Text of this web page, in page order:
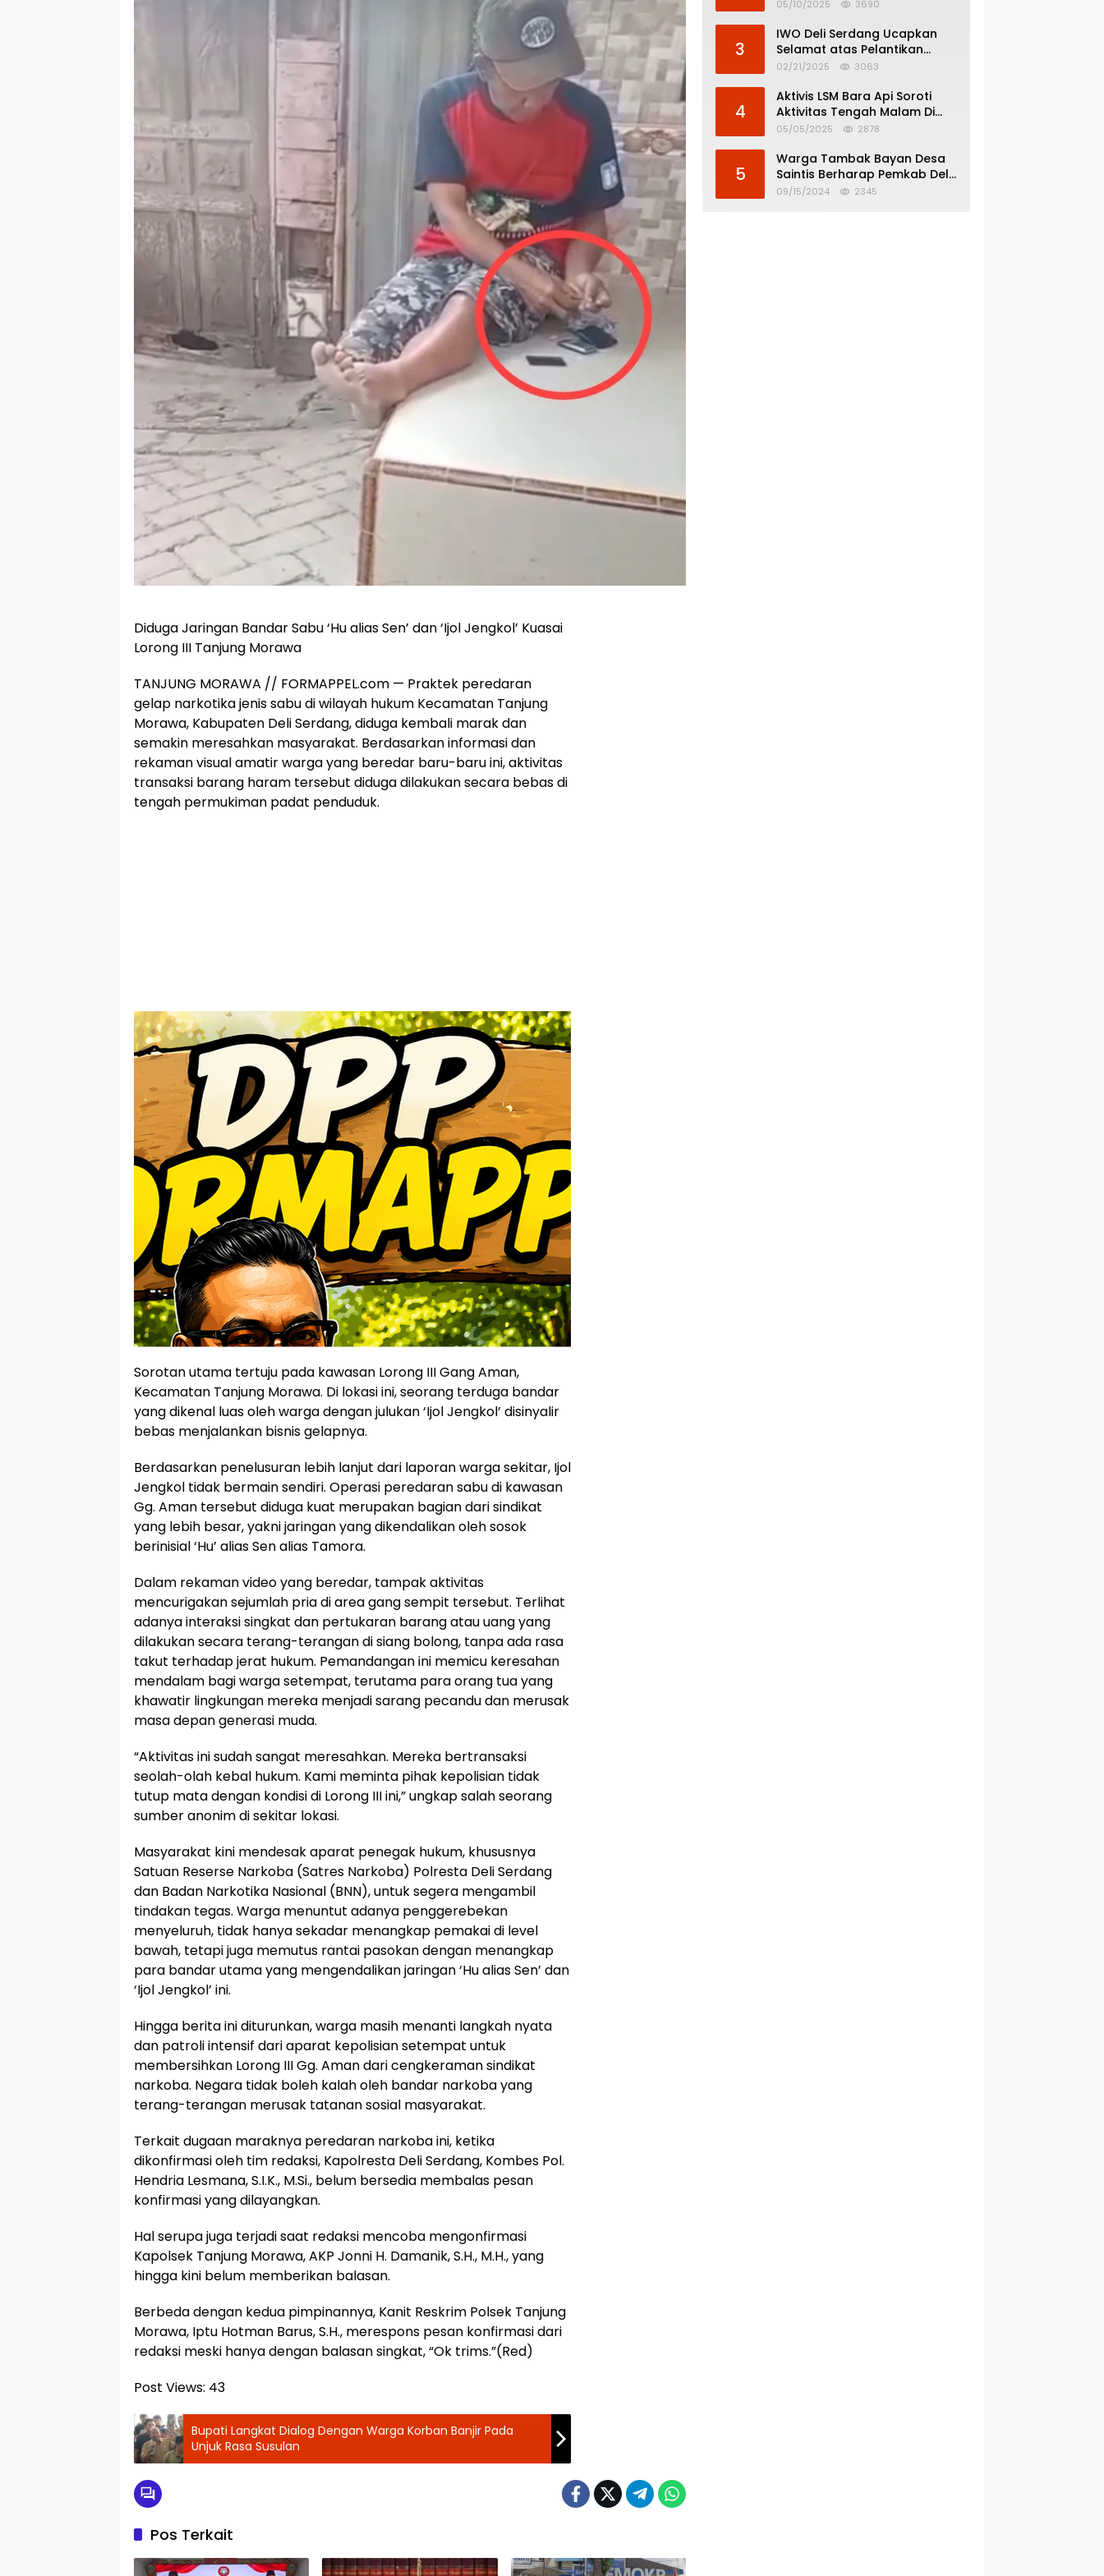
Diduga Jaringan Bandar Sabu ‘Hu alias Sen’ dan ‘Ijol Jengkol’ Kuasai
Lorong III Tanjung Morawa
TANJUNG MORAWA // FORMAPPEL.com — Praktek peredaran
gelap narkotika jenis sabu di wilayah hukum Kecamatan Tanjung
Morawa, Kabupaten Deli Serdang, diduga kembali marak dan
semakin meresahkan masyarakat. Berdasarkan informasi dan
rekaman visual amatir warga yang beredar baru-baru ini, aktivitas
transaksi barang haram tersebut diduga dilakukan secara bebas di
tengah permukiman padat penduduk.
Sorotan utama tertuju pada kawasan Lorong III Gang Aman,
Kecamatan Tanjung Morawa. Di lokasi ini, seorang terduga bandar
yang dikenal luas oleh warga dengan julukan ‘Ijol Jengkol’ disinyalir
bebas menjalankan bisnis gelapnya.
Berdasarkan penelusuran lebih lanjut dari laporan warga sekitar, Ijol
Jengkol tidak bermain sendiri. Operasi peredaran sabu di kawasan
Gg. Aman tersebut diduga kuat merupakan bagian dari sindikat
yang lebih besar, yakni jaringan yang dikendalikan oleh sosok
berinisial ‘Hu’ alias Sen alias Tamora.
Dalam rekaman video yang beredar, tampak aktivitas
mencurigakan sejumlah pria di area gang sempit tersebut. Terlihat
adanya interaksi singkat dan pertukaran barang atau uang yang
dilakukan secara terang-terangan di siang bolong, tanpa ada rasa
takut terhadap jerat hukum. Pemandangan ini memicu keresahan
mendalam bagi warga setempat, terutama para orang tua yang
khawatir lingkungan mereka menjadi sarang pecandu dan merusak
masa depan generasi muda.
“Aktivitas ini sudah sangat meresahkan. Mereka bertransaksi
seolah-olah kebal hukum. Kami meminta pihak kepolisian tidak
tutup mata dengan kondisi di Lorong III ini,” ungkap salah seorang
sumber anonim di sekitar lokasi.
Masyarakat kini mendesak aparat penegak hukum, khususnya
Satuan Reserse Narkoba (Satres Narkoba) Polresta Deli Serdang
dan Badan Narkotika Nasional (BNN), untuk segera mengambil
tindakan tegas. Warga menuntut adanya penggerebekan
menyeluruh, tidak hanya sekadar menangkap pemakai di level
bawah, tetapi juga memutus rantai pasokan dengan menangkap
para bandar utama yang mengendalikan jaringan ‘Hu alias Sen’ dan
‘Ijol Jengkol’ ini.
Hingga berita ini diturunkan, warga masih menanti langkah nyata
dan patroli intensif dari aparat kepolisian setempat untuk
membersihkan Lorong III Gg. Aman dari cengkeraman sindikat
narkoba. Negara tidak boleh kalah oleh bandar narkoba yang
terang-terangan merusak tatanan sosial masyarakat.
Terkait dugaan maraknya peredaran narkoba ini, ketika
dikonfirmasi oleh tim redaksi, Kapolresta Deli Serdang, Kombes Pol.
Hendria Lesmana, S.I.K., M.Si., belum bersedia membalas pesan
konfirmasi yang dilayangkan.
Hal serupa juga terjadi saat redaksi mencoba mengonfirmasi
Kapolsek Tanjung Morawa, AKP Jonni H. Damanik, S.H., M.H., yang
hingga kini belum memberikan balasan.
Berbeda dengan kedua pimpinannya, Kanit Reskrim Polsek Tanjung
Morawa, Iptu Hotman Barus, S.H., merespons pesan konfirmasi dari
redaksi meski hanya dengan balasan singkat, “Ok trims.”(Red)
Post Views: 43
Bupati Langkat Dialog Dengan Warga Korban Banjir Pada
Unjuk Rasa Susulan
Pos Terkait
05/10/2025 3690
3
IWO Deli Serdang Ucapkan
Selamat atas Pelantikan
Bupati dan Wakil Bupati Deli
02/21/2025 3063
4
Aktivis LSM Bara Api Soroti
Aktivitas Tengah Malam Di
SPBU 14.213.228 Bandar Tinggi
05/05/2025 2878
5
Warga Tambak Bayan Desa
Saintis Berharap Pemkab Deli
Serdang Atasi Banjir
09/15/2024 2345